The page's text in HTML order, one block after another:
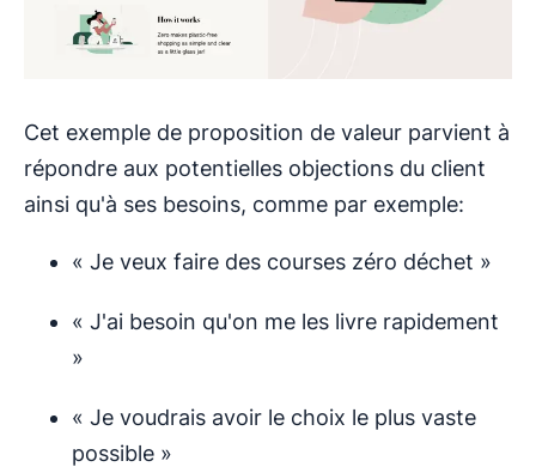
Cet exemple de proposition de valeur parvient à
répondre aux potentielles objections du client
ainsi qu'à ses besoins, comme par exemple:
« Je veux faire des courses zéro déchet »
« J'ai besoin qu'on me les livre rapidement
»
« Je voudrais avoir le choix le plus vaste
possible »